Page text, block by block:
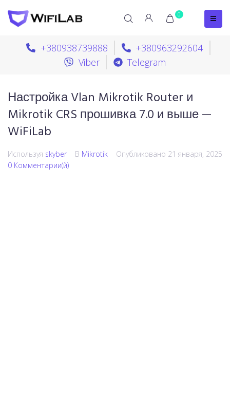
0
+380938739888
+380963292604
Viber
Telegram
Настройка Vlan Mikrotik Router и
Mikrotik CRS прошивка 7.0 и выше —
WiFiLab
Используя skyber В Mikrotik Опубликовано 21 января, 2025
0 Комментарии(й)